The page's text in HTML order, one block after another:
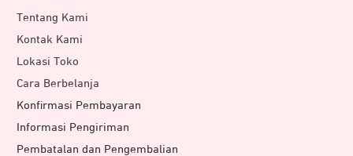
Tentang Kami
Kontak Kami
Lokasi Toko
Cara Berbelanja
Konfirmasi Pembayaran
Informasi Pengiriman
Pembatalan dan Pengembalian